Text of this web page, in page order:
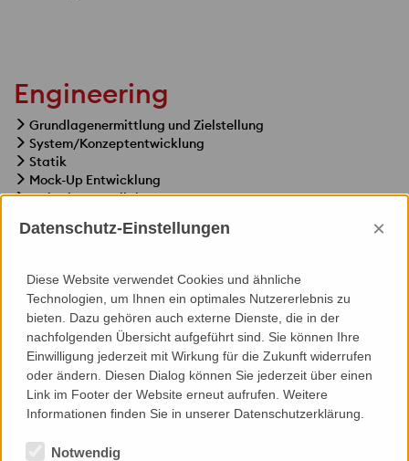
Engineering
Grundlagenermittlung und Zielstellung
System/Konzeptentwicklung
Statik
Mock-Up Entwicklung
Freigabe/Detailplanung
Fertigungsunterlagen
Specials
3D-Modellierung
Datenschutz-Einstellungen ×
Diese Website verwendet Cookies und ähnliche
Technologien, um Ihnen ein optimales Nutzererlebnis zu
bieten. Dazu gehören auch externe Dienste, die in der
nachfolgenden Übersicht aufgeführt sind. Sie können Ihre
Einwilligung jederzeit mit Wirkung für die Zukunft widerrufen
oder ändern. Diesen Dialog können Sie jederzeit über einen
Link im Footer der Website erneut aufrufen. Weitere
Informationen finden Sie in unserer Datenschutzerklärung.
Notwendig